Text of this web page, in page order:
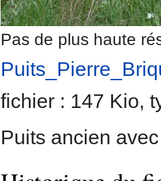
Pas de plus haute
fichier : 147 Kio,
Puits ancien